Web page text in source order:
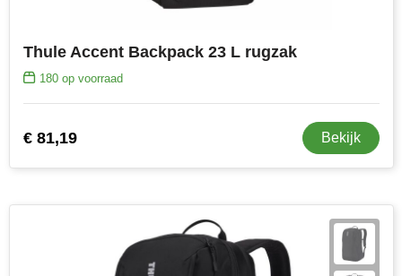
Thule Accent Backpack 23 L rugzak
180op voorraad
€ 81,19 Bekijk